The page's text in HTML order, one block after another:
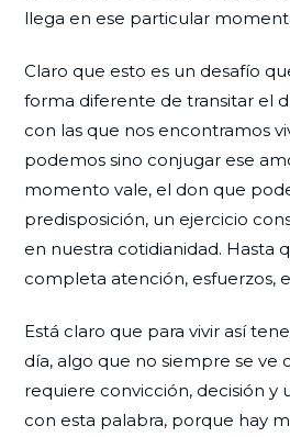
llega en ese particular
Claro que esto es un desafío
forma diferente de transitar el
con las que nos encontramos
podemos sino conjugar ese
momento vale, el don que
predisposición, un ejercicio
en nuestra cotidianidad. Hasta
completa atención, esfuerzos,
Está claro que para vivir así
día, algo que no siempre se
requiere convicción, decisión y
con esta palabra, porque hay